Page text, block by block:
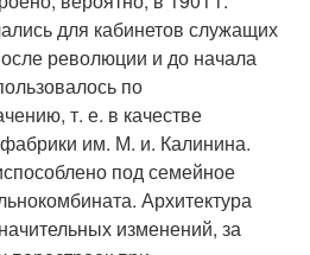
для кабинетов служащих
революции и до начала
по
т. е. в качестве
им. М. и. Калинина.
под семейное
Архитектура
изменений, за